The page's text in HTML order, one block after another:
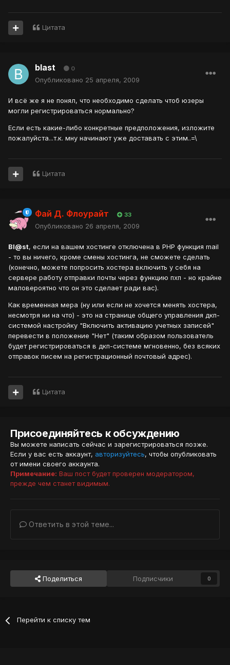
Цитата
blast 0
Опубликовано 25 апреля, 2009
И всё же я не понял, что необходимо сделать чтоб юзеры
могли регистрироваться нормально?
Если есть какие-либо конкретные предположения, изложите
пожалуйста...т.к. мну начинают уже доставать с этим..=\
Цитата
Фай Д. Флоурайт 33
Опубликовано 26 апреля, 2009
Bl@st, если на вашем хостинге отключена в PHP функция mail
- то вы ничего, кроме смены хостинга, не сможете сделать
(конечно, можете попросить хостера включить у себя на
сервере работу отправки почты через функцию пхп - но крайне
маловероятно что он это сделает ради вас).
Как временная мера (ну или если не хочется менять хостера,
несмотря ни на что) - это на странице общего управления дкп-
системой настройку "Включить активацию учетных записей"
перевести в положение "Нет" (таким образом пользователь
будет регистрироваться в дкп-системе мгновенно, без всяких
отправок писем на регистрационный почтовый адрес).
Цитата
Присоединяйтесь к обсуждению
Вы можете написать сейчас и зарегистрироваться позже.
Если у вас есть аккаунт, авторизуйтесь, чтобы опубликовать
от имени своего аккаунта.
Примечание: Ваш пост будет проверен модератором,
прежде чем станет видимым.
Ответить в этой теме...
Поделиться Подписчики 0
Перейти к списку тем